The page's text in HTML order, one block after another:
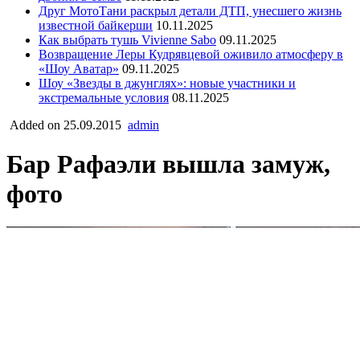
Друг МотоТани раскрыл детали ДТП, унесшего жизнь
известной байкерши 10.11.2025
Как выбрать тушь Vivienne Sabo 09.11.2025
Возвращение Леры Кудрявцевой оживило атмосферу в
«Шоу Аватар» 09.11.2025
Шоу «Звезды в джунглях»: новые участники и
экстремальные условия 08.11.2025
Added on 25.09.2015 admin
Бар Рафаэли вышла замуж,
фото